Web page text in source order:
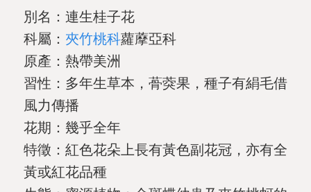
別名：連生桂子花
科屬： 夾竹桃科蘿藦亞科
原產：熱帶美洲
習性：多年生草本，蓇葖果，種子有絹毛借
風力傳播
花期：幾乎全年
特徵：紅色花朵上長有黃色副花冠，亦有全
黃或紅花品種